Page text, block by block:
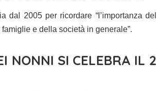
2005 per ricordare “l’importanza del
e della società in generale”.
NONNI SI CELEBRA IL 2